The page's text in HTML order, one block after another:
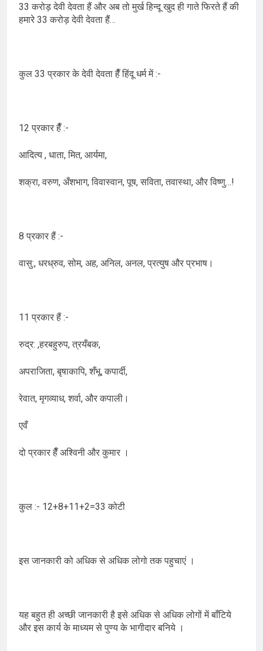
33 करोड़ देवी देवता हैं और अब तो मुर्ख हिन्दू खुद ही गाते फिरते हैं की
हमारे 33 करोड़ देवी देवता हैं…
कुल 33 प्रकार के देवी देवता हैँ हिंदू धर्म में :-
12 प्रकार हैँ :-
आदित्य , धाता, मित, आर्यमा,
शक्रा, वरुण, अँशभाग, विवास्वान, पूष, सविता, तवास्था, और विष्णु…!
8 प्रकार हैं :-
वासु:, धरध्रुव, सोम, अह, अनिल, अनल, प्रत्युष और प्रभाष।
11 प्रकार हैं :-
रुद्र: ,हरबहुरुप, त्रयँबक,
अपराजिता, बृषाकापि, शँभू, कपार्दी,
रेवात, मृगव्याध, शर्वा, और कपाली।
एवँ
दो प्रकार हैँ अश्विनी और कुमार ।
कुल :- 12+8+11+2=33 कोटी
इस जानकारी को अधिक से अधिक लोगो तक पहुचाएं ।
यह बहुत ही अच्छी जानकारी है इसे अधिक से अधिक लोगों में बाँटिये
और इस कार्य के माध्यम से पुण्य के भागीदार बनिये ।